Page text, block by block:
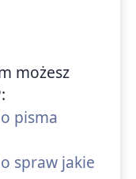
możesz
pisma
spraw jakie